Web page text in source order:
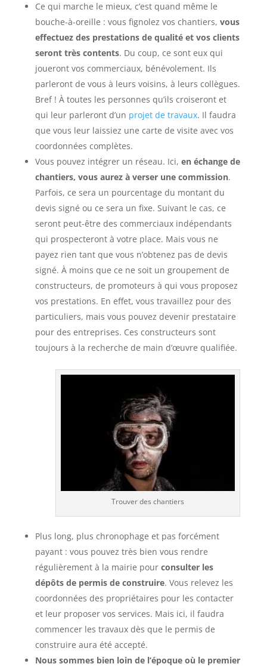
Ce qui marche le mieux, c’est quand même le
bouche-à-oreille : vous fignolez vos chantiers, vous
effectuez des prestations de qualité et vos clients
seront très contents. Du coup, ce sont eux qui
joueront vos commerciaux, bénévolement. Ils
parleront de vous à leurs voisins, à leurs collègues.
Bref ! À toutes les personnes qu’ils croiseront et
qui leur parleront d’un projet de travaux. Il faudra
que vous leur laissiez une carte de visite avec vos
coordonnées complètes.
Vous pouvez intégrer un réseau. Ici, en échange de
chantiers, vous aurez à verser une commission.
Parfois, ce sera un pourcentage du montant du
devis signé ou ce sera un fixe. Suivant le cas, ce
seront peut-être des commerciaux indépendants
qui prospecteront à votre place. Mais vous ne
payez rien tant que vous n’obtenez pas de devis
signé. À moins que ce ne soit un groupement de
constructeurs, de promoteurs à qui vous proposez
vos prestations. En effet, vous travaillez pour des
particuliers, mais vous pouvez devenir prestataire
pour des entreprises. Ces constructeurs sont
toujours à la recherche de main d’œuvre qualifiée.
Trouver des chantiers
Plus long, plus chronophage et pas forcément
payant : vous pouvez très bien vous rendre
régulièrement à la mairie pour consulter les
dépôts de permis de construire. Vous relevez les
coordonnées des propriétaires pour les contacter
et leur proposer vos services. Mais ici, il faudra
commencer les travaux dès que le permis de
construire aura été accepté.
Nous sommes bien loin de l’époque où le premier